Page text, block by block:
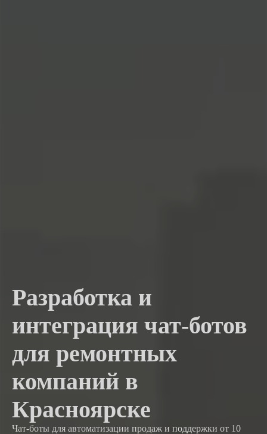
Разработка и
интеграция чат-ботов
для ремонтных
компаний в
Красноярске
Чат-боты для автоматизации продаж и поддержки от 10